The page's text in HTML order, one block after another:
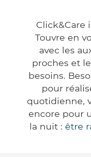
Click&Care
Touvre en
avec les
proches et
besoins.
pour
quotidienne,
encore pour
la nuit : être